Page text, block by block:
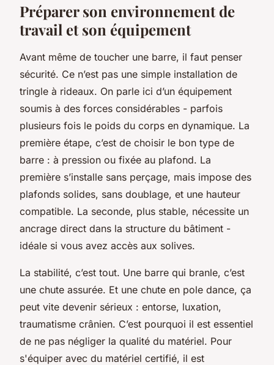
Préparer son environnement de
travail et son équipement
Avant même de toucher une barre, il faut penser
sécurité. Ce n’est pas une simple installation de
tringle à rideaux. On parle ici d’un équipement
soumis à des forces considérables - parfois
plusieurs fois le poids du corps en dynamique. La
première étape, c’est de choisir le bon type de
barre : à pression ou fixée au plafond. La
première s’installe sans perçage, mais impose des
plafonds solides, sans doublage, et une hauteur
compatible. La seconde, plus stable, nécessite un
ancrage direct dans la structure du bâtiment -
idéale si vous avez accès aux solives.
La stabilité, c’est tout. Une barre qui branle, c’est
une chute assurée. Et une chute en pole dance, ça
peut vite devenir sérieux : entorse, luxation,
traumatisme crânien. C’est pourquoi il est essentiel
de ne pas négliger la qualité du matériel. Pour
s'équiper avec du matériel certifié, il est